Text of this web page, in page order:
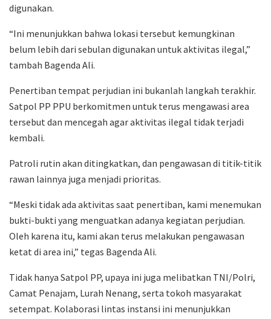
digunakan.
“Ini menunjukkan bahwa lokasi tersebut kemungkinan
belum lebih dari sebulan digunakan untuk aktivitas ilegal,”
tambah Bagenda Ali.
Penertiban tempat perjudian ini bukanlah langkah terakhir.
Satpol PP PPU berkomitmen untuk terus mengawasi area
tersebut dan mencegah agar aktivitas ilegal tidak terjadi
kembali.
Patroli rutin akan ditingkatkan, dan pengawasan di titik-titik
rawan lainnya juga menjadi prioritas.
“Meski tidak ada aktivitas saat penertiban, kami menemukan
bukti-bukti yang menguatkan adanya kegiatan perjudian.
Oleh karena itu, kami akan terus melakukan pengawasan
ketat di area ini,” tegas Bagenda Ali.
Tidak hanya Satpol PP, upaya ini juga melibatkan TNI/Polri,
Camat Penajam, Lurah Nenang, serta tokoh masyarakat
setempat. Kolaborasi lintas instansi ini menunjukkan